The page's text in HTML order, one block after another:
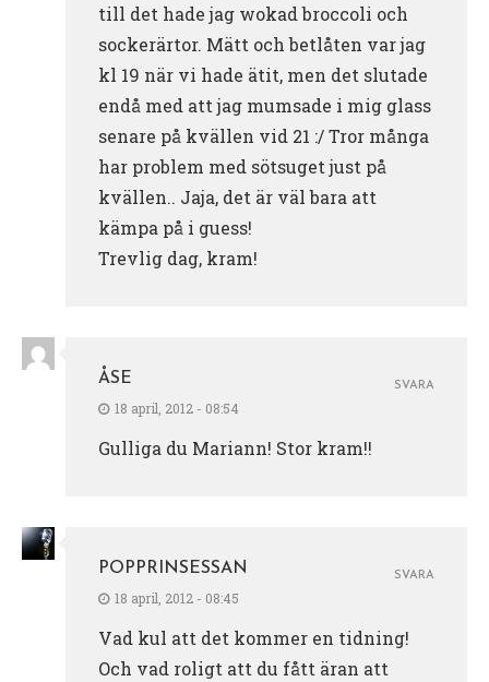
till det hade jag wokad broccoli och
sockerärtor. Mätt och betlåten var jag
kl 19 när vi hade ätit, men det slutade
endå med att jag mumsade i mig glass
senare på kvällen vid 21 :/ Tror många
har problem med sötsuget just på
kvällen.. Jaja, det är väl bara att
kämpa på i guess!
Trevlig dag, kram!
ÅSE
18 april, 2012 - 08:54
Gulliga du Mariann! Stor kram!!
SVARA
POPPRINSESSAN
18 april, 2012 - 08:45
Vad kul att det kommer en tidning!
Och vad roligt att du fått äran att
SVARA